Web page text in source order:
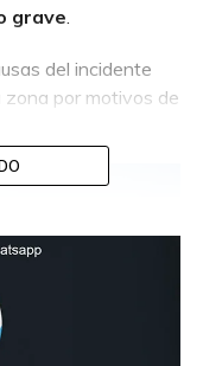
grave.
del incidente
por motivos de